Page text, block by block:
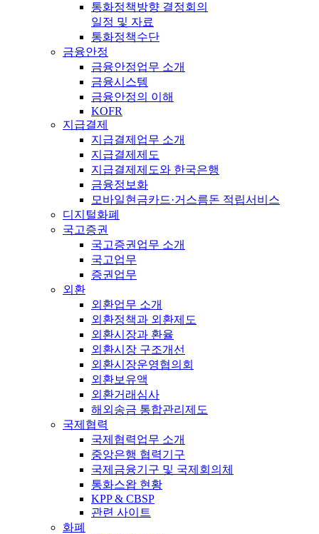
통화정책방향 결정회의
일정 및 자료
통화정책수단
금융안정
금융안정업무 소개
금융시스템
금융안정의 이해
KOFR
지급결제
지급결제업무 소개
지급결제제도
지급결제제도와 한국은행
금융정보화
모바일현금카드·거스름돈 적립서비스
디지털화폐
국고증권
국고증권업무 소개
국고업무
증권업무
외환
외환업무 소개
외환정책과 외환제도
외환시장과 환율
외환시장 구조개선
외환시장운영협의회
외환보유액
외환거래심사
해외송금 통합관리제도
국제협력
국제협력업무 소개
중앙은행 협력기구
국제금융기구 및 국제회의체
통화스왑 현황
KPP & CBSP
관련 사이트
화폐